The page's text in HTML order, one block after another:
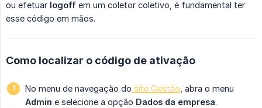
ou efetuar logoff em um coletor coletivo, é fundamental ter
esse código em mãos.
Como localizar o código de ativação
No menu de navegação do site Gestão , abra o menu
Admin e selecione a opção Dados da empresa.